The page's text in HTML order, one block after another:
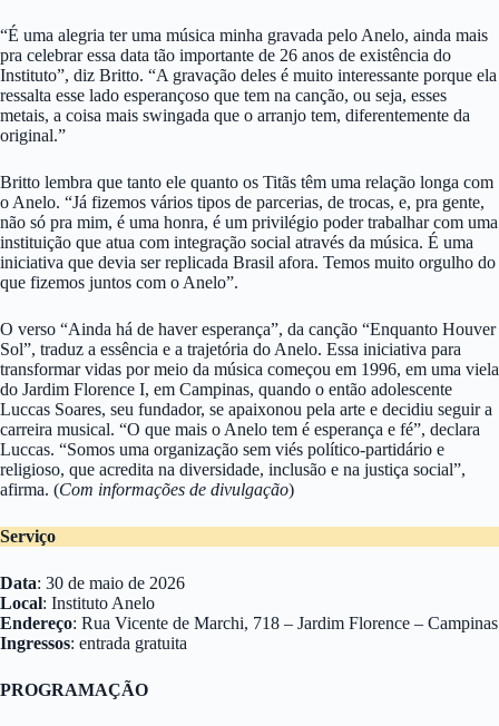
“É uma alegria ter uma música minha gravada pelo Anelo, ainda mais
pra celebrar essa data tão importante de 26 anos de existência do
Instituto”, diz Britto. “A gravação deles é muito interessante porque ela
ressalta esse lado esperançoso que tem na canção, ou seja, esses
metais, a coisa mais swingada que o arranjo tem, diferentemente da
original.”
Britto lembra que tanto ele quanto os Titãs têm uma relação longa com
o Anelo. “Já fizemos vários tipos de parcerias, de trocas, e, pra gente,
não só pra mim, é uma honra, é um privilégio poder trabalhar com uma
instituição que atua com integração social através da música. É uma
iniciativa que devia ser replicada Brasil afora. Temos muito orgulho do
que fizemos juntos com o Anelo”.
O verso “Ainda há de haver esperança”, da canção “Enquanto Houver
Sol”, traduz a essência e a trajetória do Anelo. Essa iniciativa para
transformar vidas por meio da música começou em 1996, em uma viela
do Jardim Florence I, em Campinas, quando o então adolescente
Luccas Soares, seu fundador, se apaixonou pela arte e decidiu seguir a
carreira musical. “O que mais o Anelo tem é esperança e fé”, declara
Luccas. “Somos uma organização sem viés político-partidário e
religioso, que acredita na diversidade, inclusão e na justiça social”,
afirma. (Com informações de divulgação)
Serviço
Data: 30 de maio de 2026
Local: Instituto Anelo
Endereço: Rua Vicente de Marchi, 718 – Jardim Florence – Campinas
Ingressos: entrada gratuita
PROGRAMAÇÃO